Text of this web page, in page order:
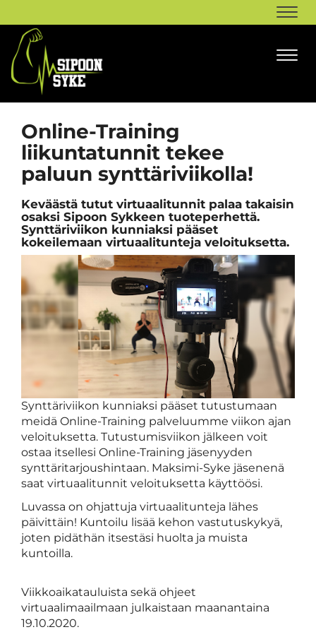
Online-Training
liikuntatunnit tekee
paluun synttäriviikolla!
Keväästä tutut virtuaalitunnit palaa takaisin
osaksi Sipoon Sykkeen tuoteperhettä.
Synttäriviikon kunniaksi pääset
kokeilemaan virtuaalitunteja veloituksetta.
Synttäriviikon kunniaksi pääset tutustumaan
meidä Online-Training palveluumme viikon ajan
veloituksetta. Tutustumisviikon jälkeen voit
ostaa itsellesi Online-Training jäsenyyden
synttäritarjoushintaan. Maksimi-Syke jäsenenä
saat virtuaalitunnit veloituksetta käyttöösi.
Luvassa on ohjattuja virtuaalitunteja lähes
päivittäin! Kuntoilu lisää kehon vastutuskykyä,
joten pidäthän itsestäsi huolta ja muista
kuntoilla.
Viikkoaikatauluista sekä ohjeet
virtuaalimaailmaan julkaistaan maanantaina
19.10.2020.